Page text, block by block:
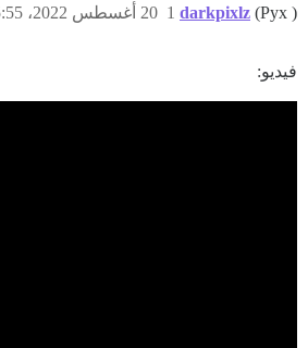
darkpixlz (Pyx ) 20 أغسطس 2022، 5:55ص 1
فيديو: